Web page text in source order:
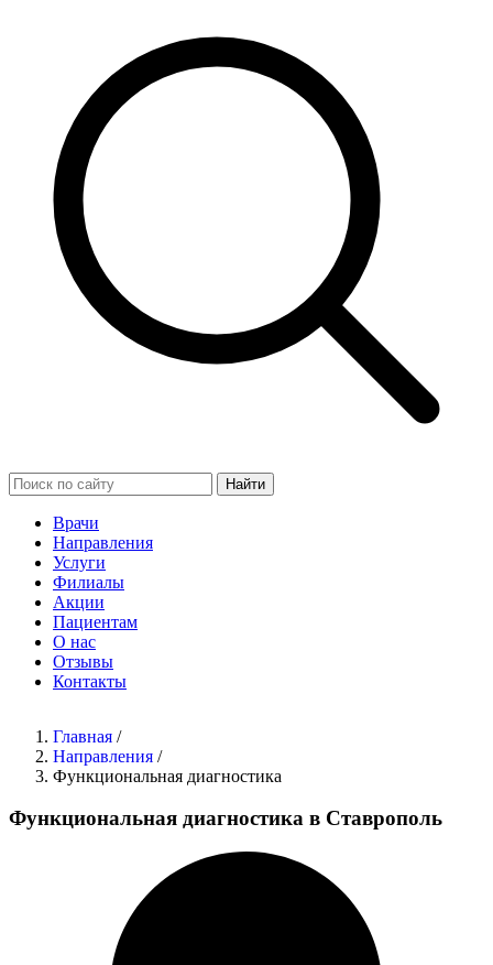
Найти
Врачи
Направления
Услуги
Филиалы
Акции
Пациентам
О нас
Отзывы
Контакты
Главная /
Направления /
Функциональная диагностика
Функциональная диагностика в Ставрополь